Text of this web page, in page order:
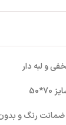
ضمانت رنگ و